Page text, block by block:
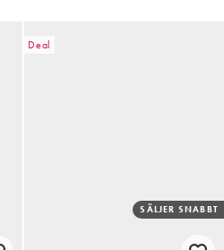
Deal
SÄLJER SNABBT